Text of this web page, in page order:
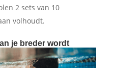
2 sets van 10
volhoudt.
je breder wordt